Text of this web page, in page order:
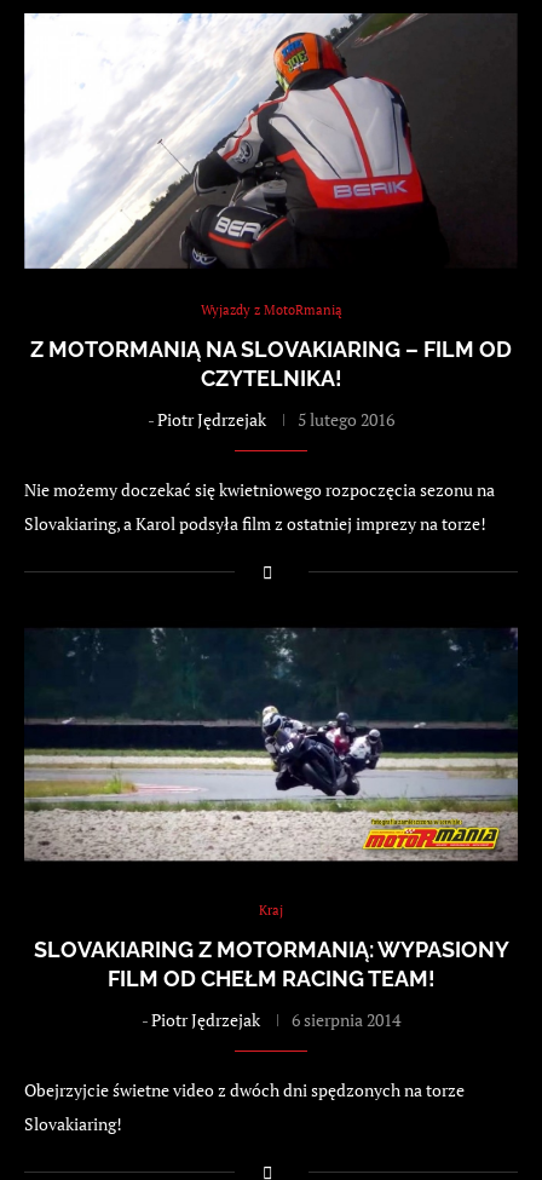
Wyjazdy z MotoRmanią
Z MOTORMANIĄ NA SLOVAKIARING – FILM OD
CZYTELNIKA!
-Piotr Jędrzejak 5 lutego 2016
Nie możemy doczekać się kwietniowego rozpoczęcia sezonu na
Slovakiaring, a Karol podsyła film z ostatniej imprezy na torze!
Kraj
SLOVAKIARING Z MOTORMANIĄ: WYPASIONY
FILM OD CHEŁM RACING TEAM!
-Piotr Jędrzejak 6 sierpnia 2014
Obejrzyjcie świetne video z dwóch dni spędzonych na torze
Slovakiaring!